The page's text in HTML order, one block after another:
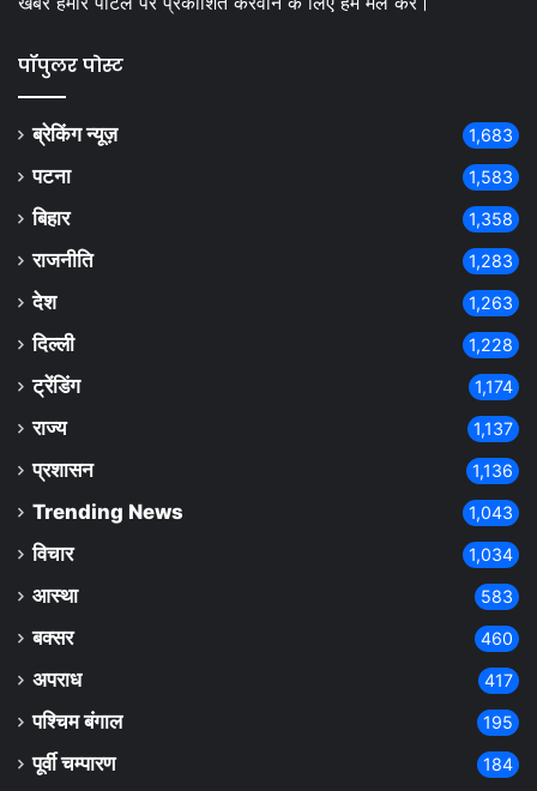
पॉपुलर पोस्ट
ब्रेकिंग न्यूज़ 1,683
पटना 1,583
बिहार 1,358
राजनीति 1,283
देश 1,263
दिल्ली 1,228
ट्रेंडिंग 1,174
राज्य 1,137
प्रशासन 1,136
Trending News 1,043
विचार 1,034
आस्था 583
बक्सर 460
अपराध 417
पश्चिम बंगाल 195
पूर्वी चम्पारण 184